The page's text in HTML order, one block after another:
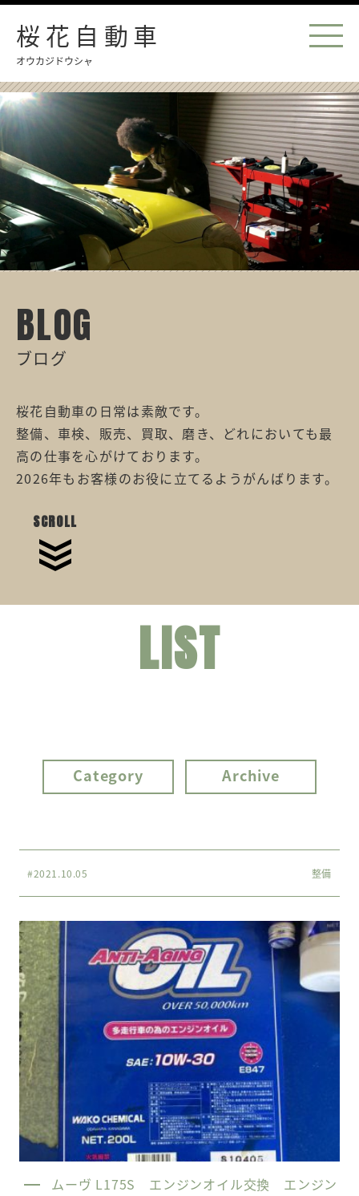
桜花自動車
オウカジドウシャ
BLOG
ブログ
桜花自動車の日常は素敵です。
整備、車検、販売、買取、磨き、どれにおいても最
高の仕事を心がけております。
2026年もお客様のお役に立てるようがんばります。
SCROLL
LIST
Category Archive
#2021.10.05 整備
ムーヴ L175S エンジンオイル交換 エンジン